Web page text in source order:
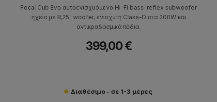
Focal Cub Evo αυτοενισχυόμενο Hi-Fi bass-reflex subwoofer
ηχείο με 8,25" woofer, ενισχυτή Class-D στα 200W και
αντικραδασμικά πόδια.
399,00 €
Διαθέσιμο - σε 1-3 μέρες